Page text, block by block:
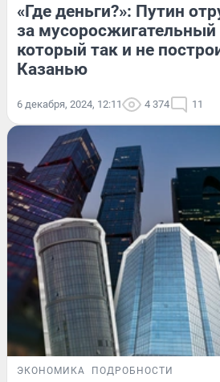
«Где деньги?»: Путин
за мусоросжигательный
который так и не
Казанью
6 декабря, 2024, 12:11 4 374 11
ЭКОНОМИКА ПОДРОБНОСТИ